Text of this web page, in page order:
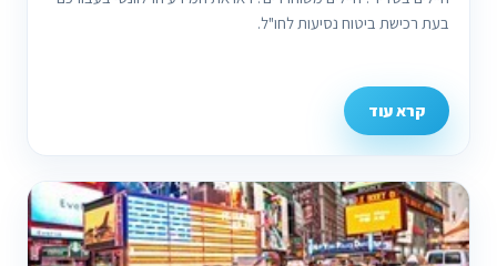
בעת רכישת ביטוח נסיעות לחו"ל.
קרא עוד